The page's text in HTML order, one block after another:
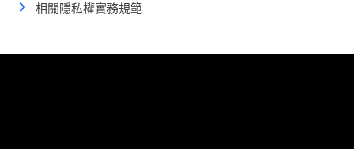
相關隱私權實務規範